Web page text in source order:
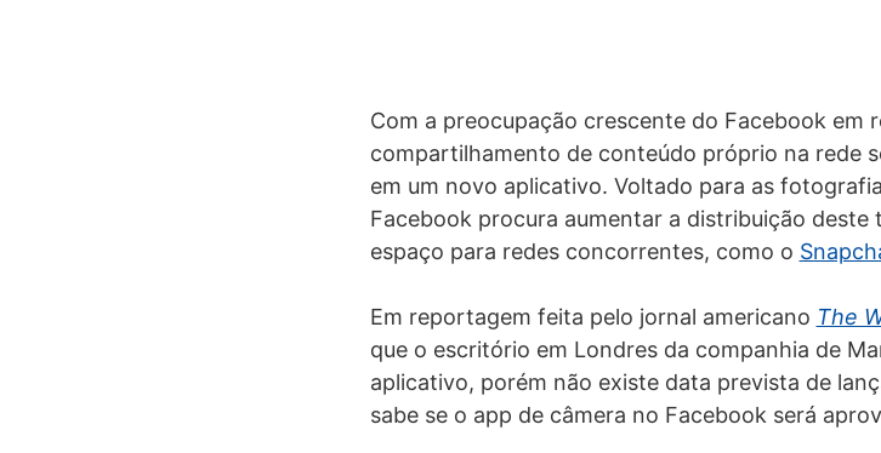
Com a preocupação crescente do Facebook em
compartilhamento de conteúdo próprio na rede
em um novo aplicativo. Voltado para as
Facebook procura aumentar a distribuição
espaço para redes concorrentes, como o
Em reportagem feita pelo jornal americano The
que o escritório em Londres da companhia de
aplicativo, porém não existe data prevista de
sabe se o app de câmera no Facebook será